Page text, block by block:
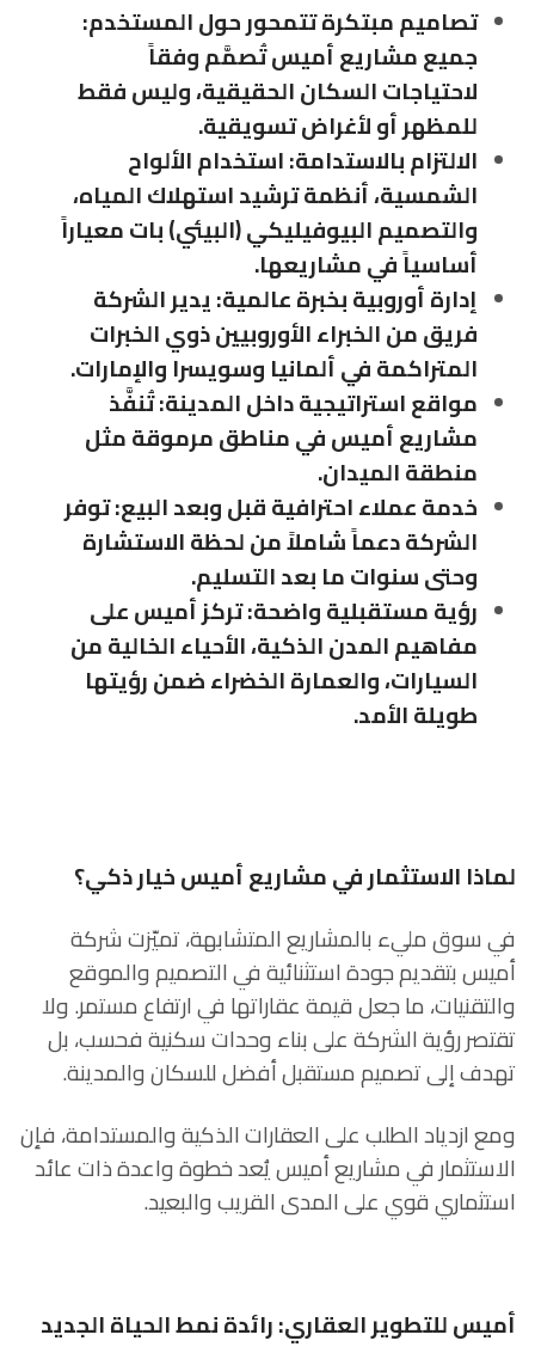
تصاميم مبتكرة تتمحور حول المستخدم:
جميع مشاريع أميس تُصمَّم وفقاً
لاحتياجات السكان الحقيقية، وليس فقط
للمظهر أو لأغراض تسويقية.
الالتزام بالاستدامة: استخدام الألواح
الشمسية، أنظمة ترشيد استهلاك المياه،
والتصميم البيوفيليكي (البيئي) بات معياراً
أساسياً في مشاريعها.
إدارة أوروبية بخبرة عالمية: يدير الشركة
فريق من الخبراء الأوروبيين ذوي الخبرات
المتراكمة في ألمانيا وسويسرا والإمارات.
مواقع استراتيجية داخل المدينة: تُنفَّذ
مشاريع أميس في مناطق مرموقة مثل
منطقة الميدان.
خدمة عملاء احترافية قبل وبعد البيع: توفر
الشركة دعماً شاملاً من لحظة الاستشارة
وحتى سنوات ما بعد التسليم.
رؤية مستقبلية واضحة: تركز أميس على
مفاهيم المدن الذكية، الأحياء الخالية من
السيارات، والعمارة الخضراء ضمن رؤيتها
طويلة الأمد.
لماذا الاستثمار في مشاريع أميس خيار ذكي؟
في سوق مليء بالمشاريع المتشابهة، تميّزت شركة
أميس بتقديم جودة استثنائية في التصميم والموقع
والتقنيات، ما جعل قيمة عقاراتها في ارتفاع مستمر. ولا
تقتصر رؤية الشركة على بناء وحدات سكنية فحسب، بل
تهدف إلى تصميم مستقبل أفضل للسكان والمدينة.
ومع ازدياد الطلب على العقارات الذكية والمستدامة، فإن
الاستثمار في مشاريع أميس يُعد خطوة واعدة ذات عائد
استثماري قوي على المدى القريب والبعيد.
أميس للتطوير العقاري: رائدة نمط الحياة الجديد